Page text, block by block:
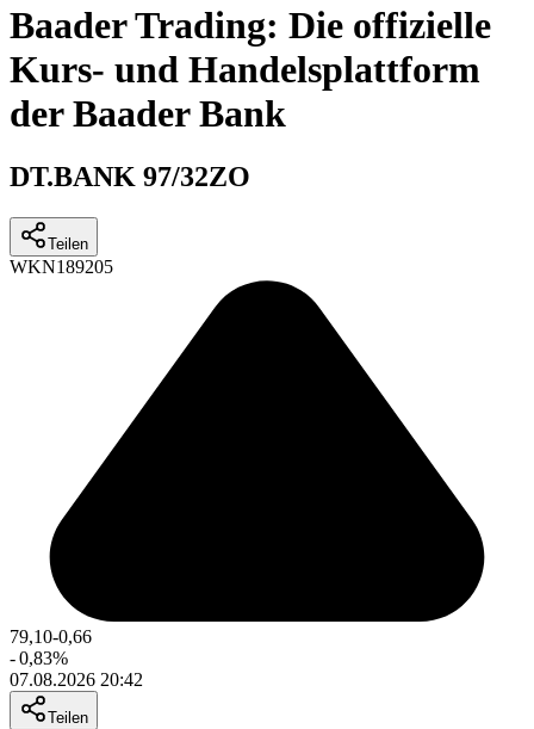
Baader Trading: Die offizielle
Kurs- und Handelsplattform
der Baader Bank
DT.BANK 97/32ZO
Teilen
WKN189205
79,10-0,66
-0,83%
07.08.2026 20:42
Teilen